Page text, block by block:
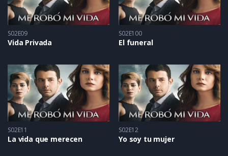
S02E09
Vida Privada
S02E100
El funeral
S02E11
La vida que merecen
S02E12
Yo soy tu mujer